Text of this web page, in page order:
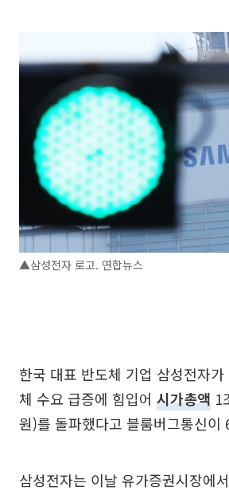
▲삼성전자 로고. 연합뉴스
한국 대표 반도체 기업 삼성전자
체 수요 급증에 힘입어 시가총액 1
원)를 돌파했다고 블룸버그통신이
삼성전자는 이날 유가증권시장에